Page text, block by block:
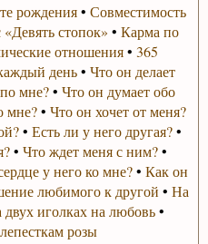
рождения• Совместимость
стопок» • Карма по
отношения•365
день• Что он делает
мне?•Что он думает обо
мне?• Что он хочет от меня?
•Есть ли у него другая?•
•Что ждет меня с ним?•
у него ко мне?• Как он
любимого к другой • На
иголках на любовь•
розы